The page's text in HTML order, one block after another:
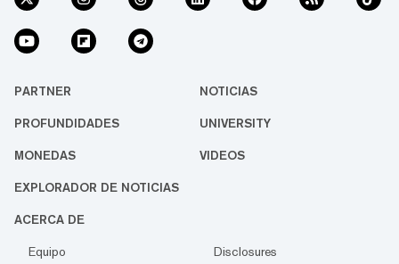
PARTNER NOTICIAS
PROFUNDIDADES UNIVERSITY
MONEDAS VIDEOS
EXPLORADOR DE NOTICIAS
ACERCA DE
Equipo
Disclosures